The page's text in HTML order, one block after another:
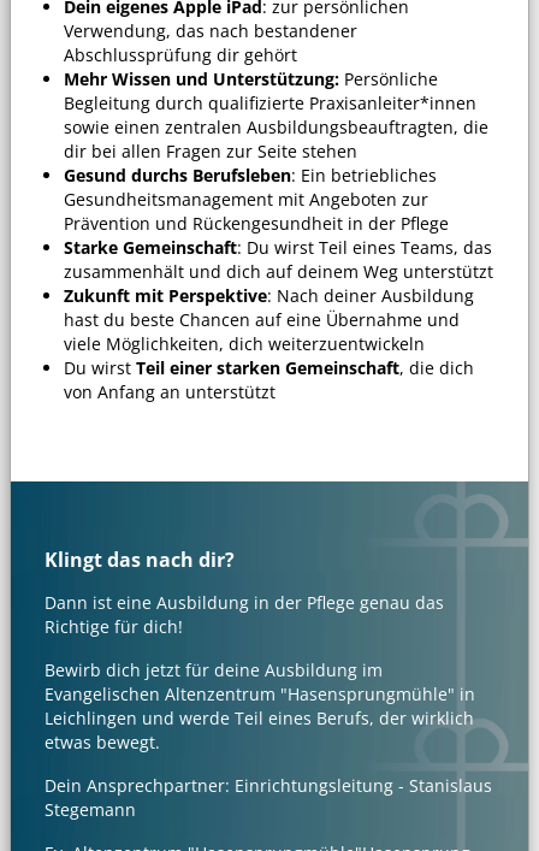
Dein eigenes Apple iPad: zur persönlichen
Verwendung, das nach bestandener
Abschlussprüfung dir gehört
Mehr Wissen und Unterstützung:Persönliche
Begleitung durch qualifizierte Praxisanleiter*innen
sowie einen zentralen Ausbildungsbeauftragten, die
dir bei allen Fragen zur Seite stehen
Gesund durchs Berufsleben: Ein betriebliches
Gesundheitsmanagement mit Angeboten zur
Prävention und Rückengesundheit in der Pflege
Starke Gemeinschaft: Du wirst Teil eines Teams, das
zusammenhält und dich auf deinem Weg unterstützt
Zukunft mit Perspektive: Nach deiner Ausbildung
hast du beste Chancen auf eine Übernahme und
viele Möglichkeiten, dich weiterzuentwickeln
Du wirst Teil einer starken Gemeinschaft, die dich
von Anfang an unterstützt
Klingt das nach dir?
Dann ist eine Ausbildung in der Pflege genau das
Richtige für dich!
Bewirb dich jetzt für deine Ausbildung im
Evangelischen Altenzentrum "Hasensprungmühle" in
Leichlingen und werde Teil eines Berufs, der wirklich
etwas bewegt.
Dein Ansprechpartner: Einrichtungsleitung - Stanislaus
Stegemann